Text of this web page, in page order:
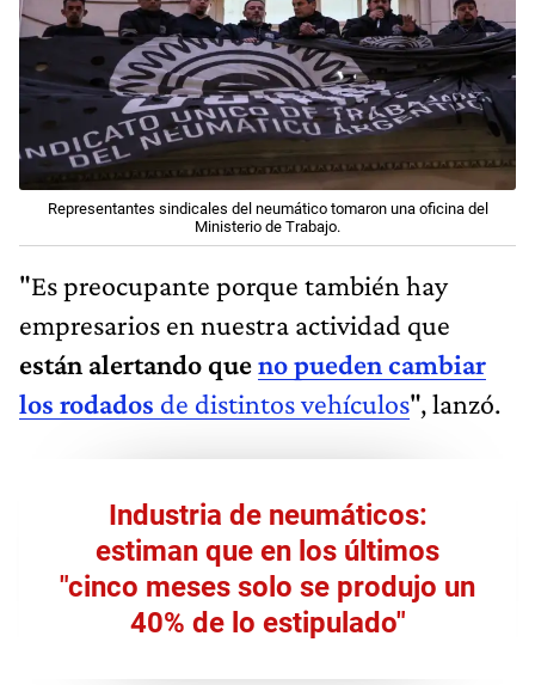
Representantes sindicales del neumático tomaron una oficina del
Ministerio de Trabajo.
"Es preocupante porque también hay
empresarios en nuestra actividad que
están alertando queno pueden cambiar
los rodados de distintos vehículos", lanzó.
Industria de neumáticos:
estiman que en los últimos
"cinco meses solo se produjo un
40% de lo estipulado"